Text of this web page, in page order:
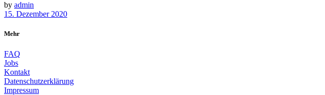
by admin
15. Dezember 2020
Mehr
FAQ
Jobs
Kontakt
Datenschutzerklärung
Impressum